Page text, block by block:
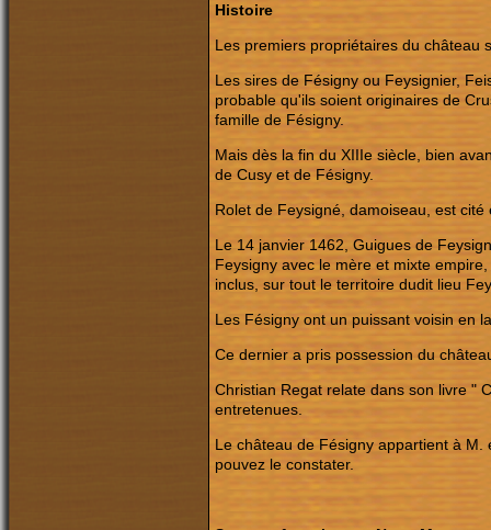
Histoire
Les premiers propriétaires du château
Les sires de Fésigny ou Feysignier,
probable qu'ils soient originaires de
famille de Fésigny.
Mais dès la fin du XIIIe siècle, bien
de Cusy et de Fésigny.
Rolet de Feysigné, damoiseau, est
Le 14 janvier 1462, Guigues de
Feysigny avec le mère et mixte
inclus, sur tout le territoire dudit lieu
Les Fésigny ont un puissant voisin en
Ce dernier a pris possession du
Christian Regat relate dans son livre "
entretenues.
Le château de Fésigny appartient à
pouvez le constater.